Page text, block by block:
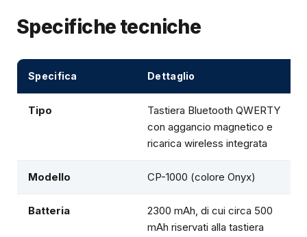
Specifiche tecniche
Specifica Dettaglio
Tipo
Tastiera Bluetooth QWERTY
con aggancio magnetico e
ricarica wireless integrata
Modello CP-1000 (colore Onyx)
Batteria
2300 mAh, di cui circa 500
mAh riservati alla tastiera